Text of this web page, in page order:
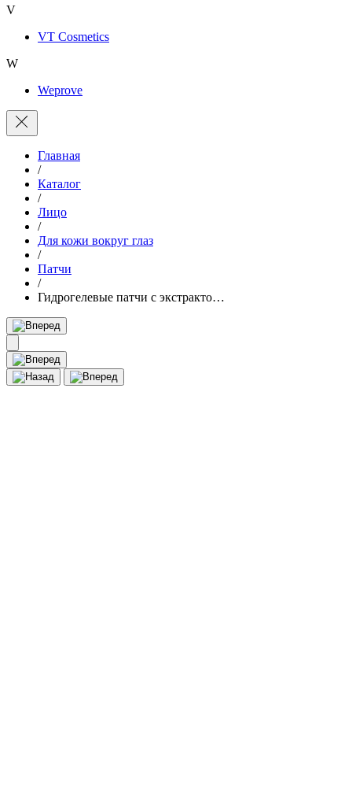
V
VT Cosmetics
W
Weprove
Главная
/
Каталог
/
Лицо
/
Для кожи вокруг глаз
/
Патчи
/
Гидрогелевые патчи с экстракто…